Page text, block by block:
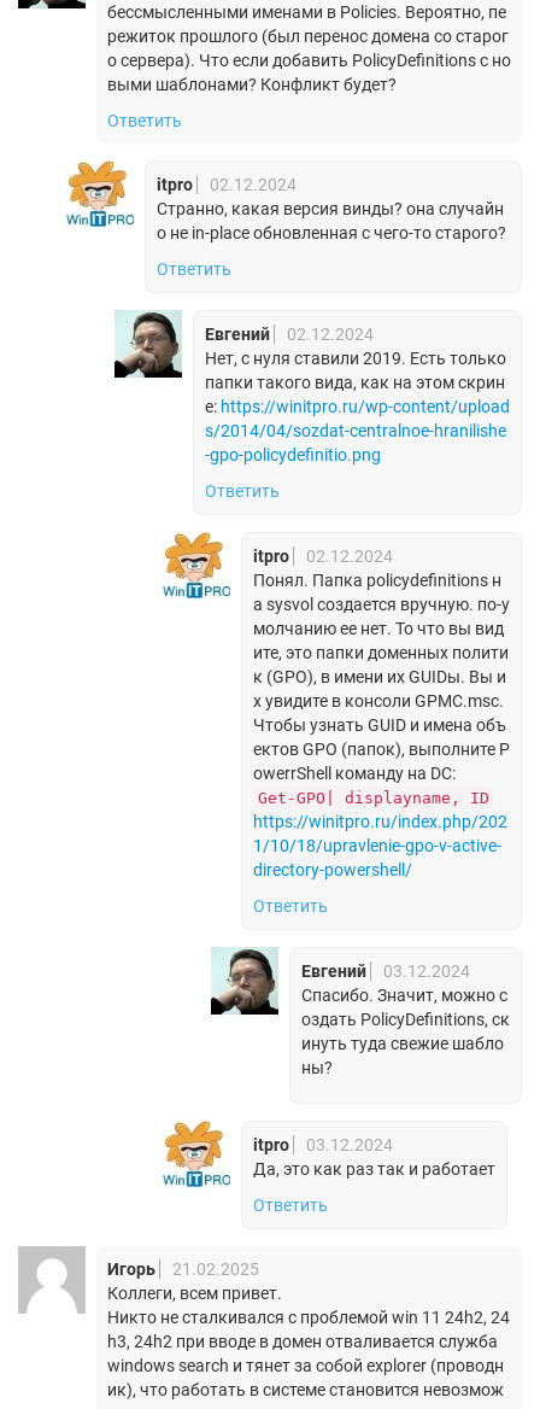
бессмысленными именами в Policies. Вероятно, пе
режиток прошлого (был перенос домена со старог
о сервера). Что если добавить PolicyDefinitions с но
выми шаблонами? Конфликт будет?
Ответить
itpro
02.12.2024
Странно, какая версия винды? она случайн
о не in-place обновленная с чего-то старого?
Ответить
Евгений
02.12.2024
Нет, с нуля ставили 2019. Есть только
папки такого вида, как на этом скрин
е: https://winitpro.ru/wp-content/upload
s/2014/04/sozdat-centralnoe-hranilishe
-gpo-policydefinitio.png
Ответить
itpro
02.12.2024
Понял. Папка policydefinitions н
а sysvol создается вручную. по-у
молчанию ее нет. То что вы вид
ите, это папки доменных полити
к (GPO), в имени их GUIDы. Вы и
х увидите в консоли GPMC.msc.
Чтобы узнать GUID и имена объ
ектов GPO (папок), выполните P
owerrShell команду на DC:
Get-GPO| displayname, ID
https://winitpro.ru/index.php/202
1/10/18/upravlenie-gpo-v-active-
directory-powershell/
Ответить
Евгений
03.12.2024
Спасибо. Значит, можно с
оздать PolicyDefinitions, ск
инуть туда свежие шабло
ны?
itpro
03.12.2024
Да, это как раз так и работает
Ответить
Игорь
21.02.2025
Коллеги, всем привет.
Никто не сталкивался с проблемой win 11 24h2, 24
h3, 24h2 при вводе в домен отваливается служба
windows search и тянет за собой explorer (проводн
ик), что работать в системе становится невозмож